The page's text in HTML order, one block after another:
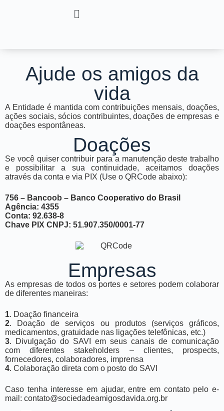
Ajude os amigos da
vida
A Entidade é mantida com contribuições mensais, doações,
ações sociais, sócios contribuintes, doações de empresas e
doações espontâneas.
Doações
Se você quiser contribuir para a manutenção deste trabalho
e possibilitar a sua continuidade, aceitamos doações
através da conta e via PIX (Use o QRCode abaixo):
756 – Bancoob – Banco Cooperativo do Brasil
Agência: 4355
Conta: 92.638-8
Chave PIX CNPJ: 51.907.350/0001-77
Empresas
As empresas de todos os portes e setores podem colaborar
de diferentes maneiras:
1. Doação financeira
2. Doação de serviços ou produtos (serviços gráficos,
medicamentos, gratuidade nas ligações telefônicas, etc.)
3. Divulgação do SAVI em seus canais de comunicação
com diferentes stakeholders – clientes, prospects,
fornecedores, colaboradores, imprensa
4. Colaboração direta com o posto do SAVI
Caso tenha interesse em ajudar, entre em contato pelo e-
mail: contato@sociedadeamigosdavida.org.br